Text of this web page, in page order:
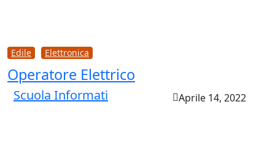
Edile Elettronica
Operatore Elettrico
Scuola Informati Aprile 14, 2022